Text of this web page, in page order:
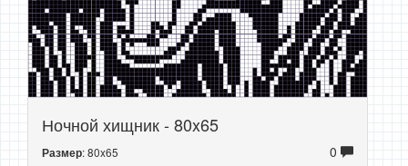
Ночной хищник - 80x65
Размер: 80x65 0